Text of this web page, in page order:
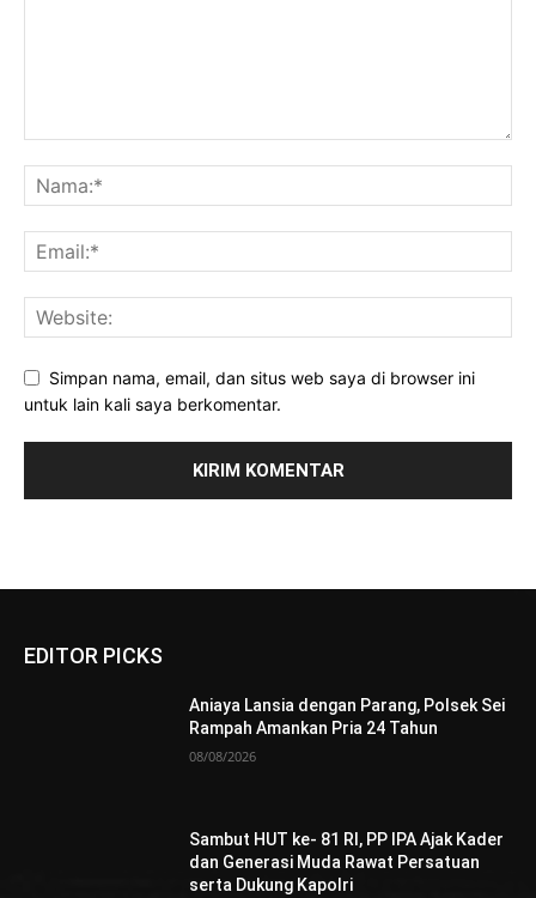
Simpan nama, email, dan situs web saya di browser ini
untuk lain kali saya berkomentar.
EDITOR PICKS
Aniaya Lansia dengan Parang, Polsek Sei
Rampah Amankan Pria 24 Tahun
08/08/2026
Sambut HUT ke- 81 RI, PP IPA Ajak Kader
dan Generasi Muda Rawat Persatuan
serta Dukung Kapolri